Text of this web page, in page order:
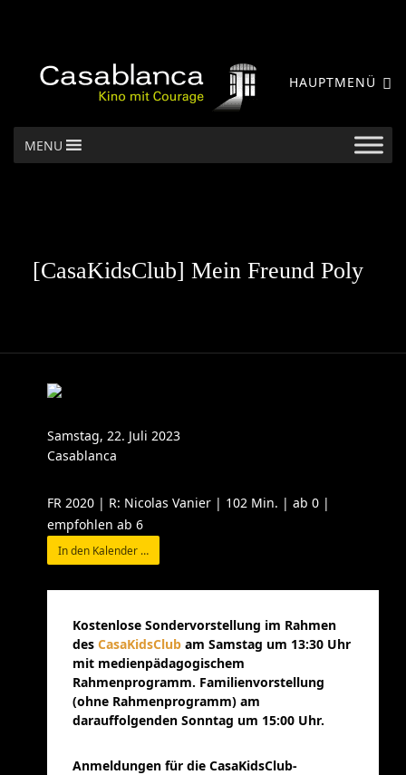
HAUPTMENÜ
MENU
[CasaKidsClub] Mein Freund Poly
Kostenlose Sondervorstellung im Rahmen
desCasaKidsClub am Samstag um 13:30 Uhr
mit medienpädagogischem
Rahmenprogramm. Familienvorstellung
(ohne Rahmenprogramm) am
darauffolgenden Sonntag um 15:00 Uhr.
Anmeldungen für die CasaKidsClub-
Samstag, 22. Juli 2023
Casablanca
FR 2020 | R: Nicolas Vanier | 102 Min. | ab 0 |
empfohlen ab 6
In den Kalender …